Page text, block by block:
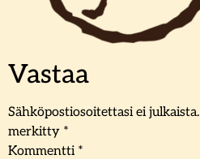
Vastaa
Sähköpostiosoitettasi ei julkaista.
merkitty *
Kommentti *